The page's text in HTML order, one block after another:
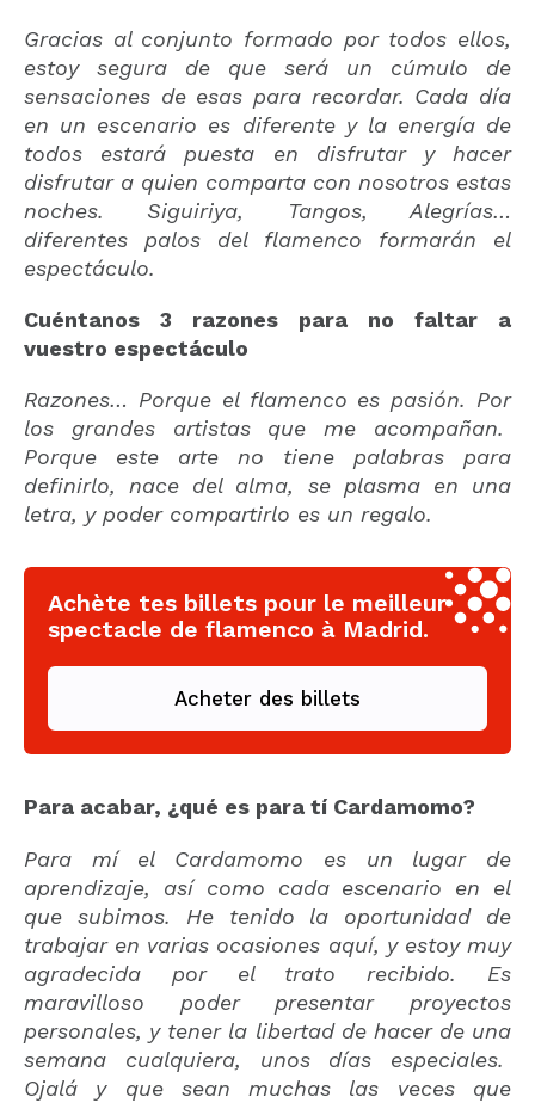
Gracias al conjunto formado por todos ellos,
estoy segura de que será un cúmulo de
sensaciones de esas para recordar. Cada día
en un escenario es diferente y la energía de
todos estará puesta en disfrutar y hacer
disfrutar a quien comparta con nosotros estas
noches. Siguiriya, Tangos, Alegrías…
diferentes palos del flamenco formarán el
espectáculo.
Cuéntanos 3 razones para no faltar a
vuestro espectáculo
Razones… Porque el flamenco es pasión. Por
los grandes artistas que me acompañan.
Porque este arte no tiene palabras para
definirlo, nace del alma, se plasma en una
letra, y poder compartirlo es un regalo.
Achète tes billets pour le meilleur
spectacle de flamenco à Madrid.
Acheter des billets
Para acabar, ¿qué es para tí Cardamomo?
Para mí el Cardamomo es un lugar de
aprendizaje, así como cada escenario en el
que subimos. He tenido la oportunidad de
trabajar en varias ocasiones aquí, y estoy muy
agradecida por el trato recibido. Es
maravilloso poder presentar proyectos
personales, y tener la libertad de hacer de una
semana cualquiera, unos días especiales.
Ojalá y que sean muchas las veces que